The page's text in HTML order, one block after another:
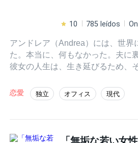
10 785 leídos
アンドレア（Andrea）には、世界
た。本当に、何もなかった。夫に
彼女の人生は、生き延びるため、
彼女が働く会社のオーナーである
Keller）と出会ったことで、すべてが
三十二歳にしてスポーツ業界の大
恋愛 独立 オフィス 現代